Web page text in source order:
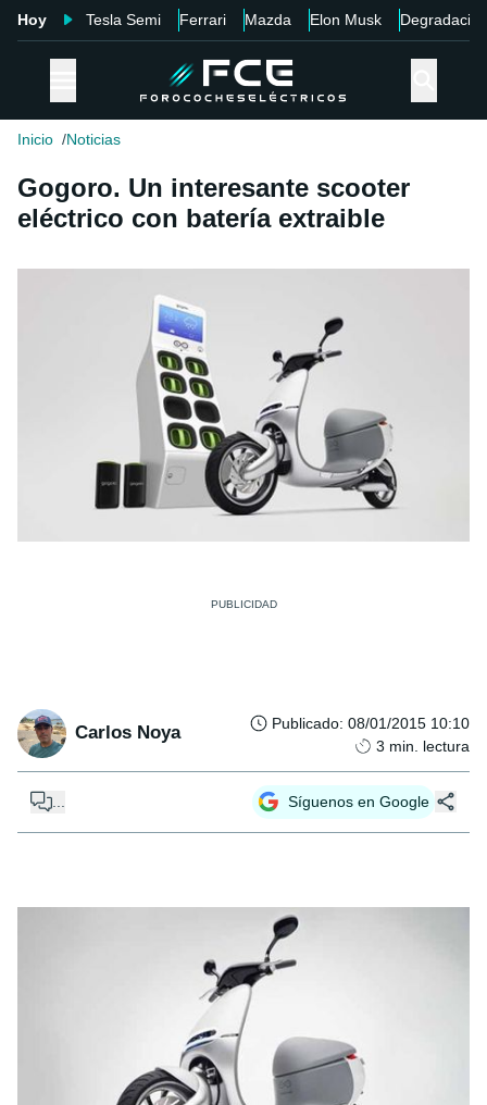
Hoy Tesla Semi Ferrari Mazda Elon Musk Degradación
Inicio Noticias
Gogoro. Un interesante scooter
eléctrico con batería extraible
Carlos Noya Publicado: 08/01/2015 10:10
3 min. lectura
Síguenos en Google